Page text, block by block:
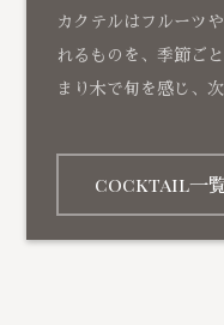
カクテルはフルーツ
れるものを、季節ご
まり木で旬を感じ、
cocktail一